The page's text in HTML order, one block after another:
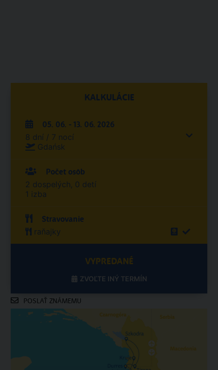
KALKULÁCIE
05. 06. - 13. 06. 2026
8 dní / 7 nocí
Gdańsk
Počet osôb
2 dospelých, 0 detí
1 izba
Stravovanie
raňajky
VYPREDANÉ
ZVOĽTE INÝ TERMÍN
POSLAŤ ZNÁMEMU